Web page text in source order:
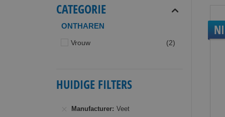
CATEGORIE
ONTHAREN
Vrouw 2producten
HUIDIGE FILTERS
Manufacturer Veet